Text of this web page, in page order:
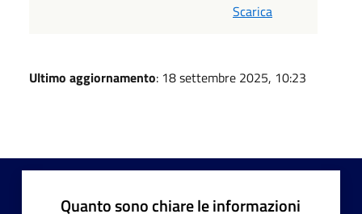
Scarica
Ultimo aggiornamento: 18 settembre 2025, 10:23
Quanto sono chiare le informazioni